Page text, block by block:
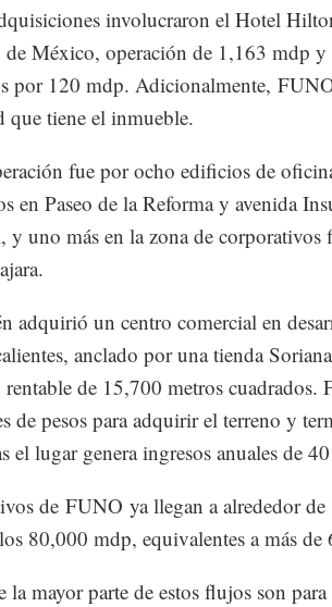
involucraron el Hotel
México, operación de 1,163 mdp y
por 120 mdp. Adicionalmente,
que tiene el inmueble.
fue por ocho edificios de
en Paseo de la Reforma y avenida
y uno más en la zona de corporativos
adquirió un centro comercial en
anclado por una tienda
rentable de 15,700 metros
de pesos para adquirir el terreno y
el lugar genera ingresos anuales de
de FUNO ya llegan a alrededor
80,000 mdp, equivalentes a más
la mayor parte de estos flujos son